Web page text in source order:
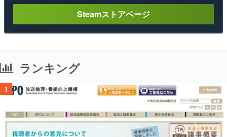
Steamストアページ
ランキング
1